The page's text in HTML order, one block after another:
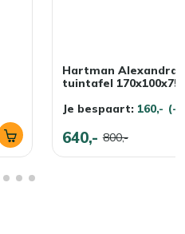
Hartman Alexandra
tuintafel
Je bespaart: 160,- (-
640,- 800,-